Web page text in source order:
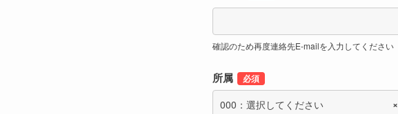
確認のため再度連絡先E-mailを入力してください
所属
×
000：選択してください